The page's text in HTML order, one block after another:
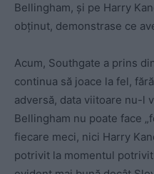
Bellingham, și pe Harry
obținut, demonstrase ce
Acum, Southgate a prins
continua să joace la fel,
adversă, data viitoare nu-l
Bellingham nu poate face
fiecare meci, nici Harry
potrivit la momentul